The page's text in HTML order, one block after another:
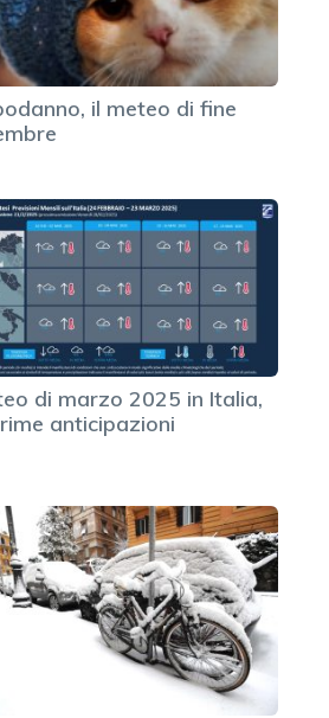
il meteo di fine
di marzo 2025 in Italia,
anticipazioni